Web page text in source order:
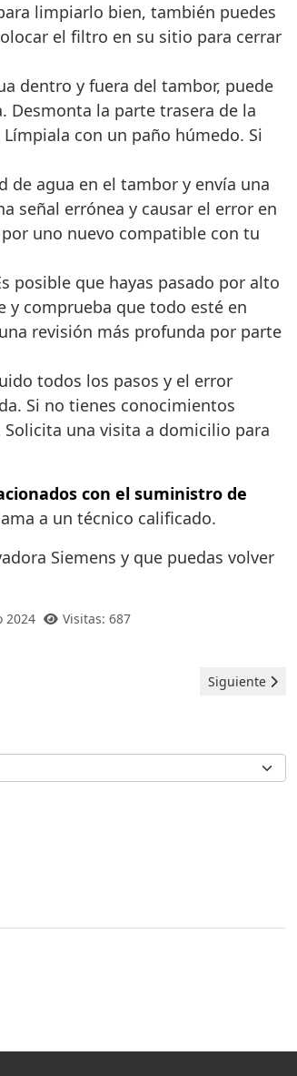
limpiarlo bien, también puedes
el filtro en su sitio para cerrar
dentro y fuera del tambor, puede
Desmonta la parte trasera de la
con un paño húmedo. Si
de agua en el tambor y envía una
señal errónea y causar el error en
uno nuevo compatible con tu
posible que hayas pasado por alto
y comprueba que todo esté en
revisión más profunda por parte
todos los pasos y el error
Si no tienes conocimientos
una visita a domicilio para
con el suministro de
a un técnico calificado.
Siemens y que puedas volver
2024 Visitas: 687
Artículo
Siguiente